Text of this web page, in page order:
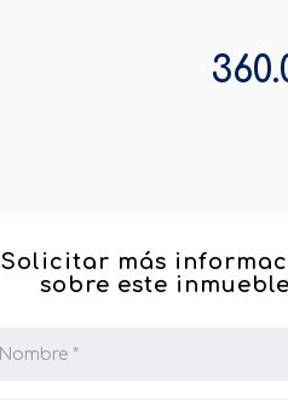
Solicitar más
sobre este inmueble